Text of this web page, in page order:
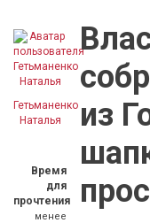
Гетьманенко
Наталья
Время
для
прочтения
менее
из